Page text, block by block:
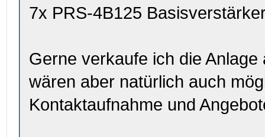
7x PRS-4B125
Gerne verkaufe ich die
wären aber natürlich auch
Kontaktaufnahme und